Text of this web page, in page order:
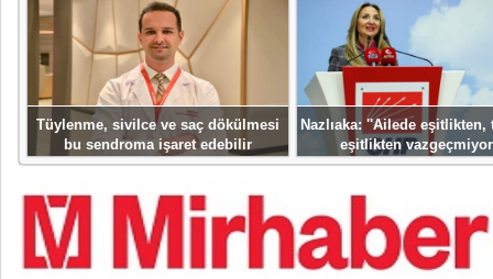
Tüylenme, sivilce ve saç dökülmesi
bu sendroma işaret edebilir
Nazlıaka: ''Ailede eşitlikten,
eşitlikten